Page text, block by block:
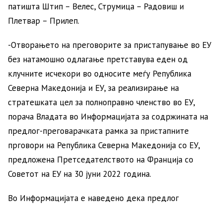
патишта Штип – Велес, Струмица – Радовиш и
Плетвар – Прилеп.
-Отворањето на преговорите за пристапување во ЕУ
без натамошно одлагање претставува еден од
клучните исчекори во односите меѓу Република
Северна Македонија и ЕУ, за реализирање на
стратешката цел за полноправно членство во ЕУ,
порача Владата во Информацијата за содржината на
предлог-преговарачката рамка за пристапните
прговори на Република Северна Македонија со ЕУ,
предложена Претседателството на Франција со
Советот на ЕУ на 30 јуни 2022 година.
Во Информацијата е наведено дека предлог